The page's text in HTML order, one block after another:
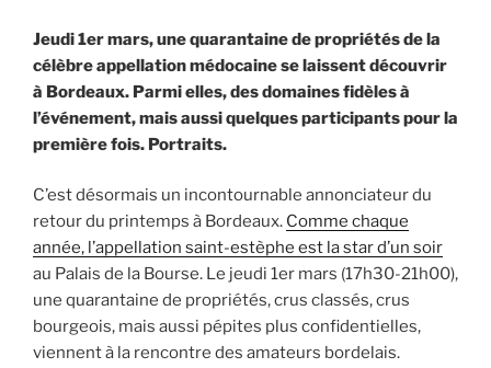
Jeudi 1er mars, une quarantaine de propriétés de la
célèbre appellation médocaine se laissent découvrir
à Bordeaux. Parmi elles, des domaines fidèles à
l’événement, mais aussi quelques participants pour la
première fois. Portraits.
C’est désormais un incontournable annonciateur du
retour du printemps à Bordeaux. Comme chaque
année, l’appellation saint-estèphe est la star d’un soir
au Palais de la Bourse. Le jeudi 1er mars (17h30-21h00),
une quarantaine de propriétés, crus classés, crus
bourgeois, mais aussi pépites plus confidentielles,
viennent à la rencontre des amateurs bordelais.